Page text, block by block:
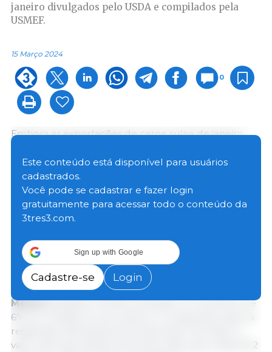
janeiro divulgados pelo USDA e compilados pela
USMEF.
15 Março 2024
0
Embora as exportações de carne suína de janeiro
poderoso no mercado líder do México, a carne suína
dos EUA continuou a obter ganhos em uma ampla
gama de destinos do Hemisfério Ocidental e da Ásia-
Pacífico. As exportações de carne suína totalizaram
251.424 toneladas métricas (t) em janeiro, um
enquanto o valor das exportações também
aumentou 6%, para US$ 682,1 milhões.
As exportações de carne suína em janeiro para o
Méxicoatingiram 102.181 toneladas, um aumento de
6% em relação ao ano anterior e a segunda maior já
registrada, atrás apenas de dezembro de 2023. O
valor das exportações aumentou 8%, para US$ 207,2
Este conteúdo está disponível para usuários
cadastrados.
Você pode se cadastrar e fazer login
gratuitamente para acessar todo o conteúdo da
3tres3.com.
Sign up with Google
Cadastre-se Login